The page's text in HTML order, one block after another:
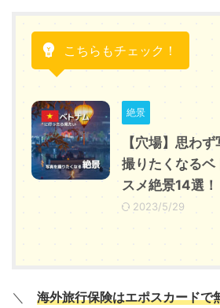
こちらもチェック！
絶景
【穴場】思わ
撮りたくなるベ
スメ絶景14選！
2023/5/29
＼ 海外旅行保険はエポスカードで